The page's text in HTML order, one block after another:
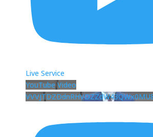
Live Service
YouTube Video